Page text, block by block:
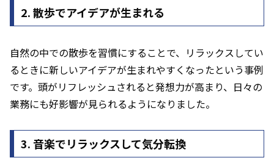
2. 散歩でアイデアが生まれる
自然の中での散歩を習慣にすることで、リラックスしてい
るときに新しいアイデアが生まれやすくなったという事例
です。頭がリフレッシュされると発想力が高まり、日々の
業務にも好影響が見られるようになりました。
3. 音楽でリラックスして気分転換